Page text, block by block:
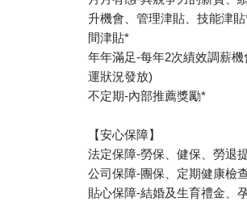
升機會、管理津貼、技能津
間津貼*
年年滿足-每年2次績效調薪
運狀況發放)
不定期-內部推薦獎勵*
【安心保障】
法定保障-勞保、健保、勞退
公司保障-團保、定期健康檢
貼心保障-結婚及生育禮金、